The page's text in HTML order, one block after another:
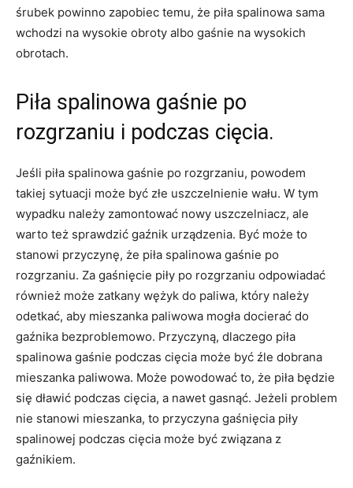
śrubek powinno zapobiec temu, że piła spalinowa sama
wchodzi na wysokie obroty albo gaśnie na wysokich
obrotach.
Piła spalinowa gaśnie po
rozgrzaniu i podczas cięcia.
Jeśli piła spalinowa gaśnie po rozgrzaniu, powodem
takiej sytuacji może być złe uszczelnienie wału. W tym
wypadku należy zamontować nowy uszczelniacz, ale
warto też sprawdzić gaźnik urządzenia. Być może to
stanowi przyczynę, że piła spalinowa gaśnie po
rozgrzaniu. Za gaśnięcie piły po rozgrzaniu odpowiadać
również może zatkany wężyk do paliwa, który należy
odetkać, aby mieszanka paliwowa mogła docierać do
gaźnika bezproblemowo. Przyczyną, dlaczego piła
spalinowa gaśnie podczas cięcia może być źle dobrana
mieszanka paliwowa. Może powodować to, że piła będzie
się dławić podczas cięcia, a nawet gasnąć. Jeżeli problem
nie stanowi mieszanka, to przyczyna gaśnięcia piły
spalinowej podczas cięcia może być związana z
gaźnikiem.